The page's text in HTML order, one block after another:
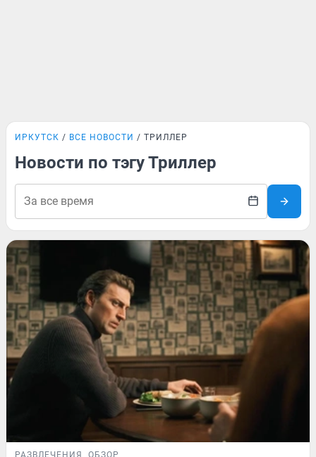
ИРКУТСК ВСЕ НОВОСТИ ТРИЛЛЕР
Новости по тэгу Триллер
РАЗВЛЕЧЕНИЯ ОБЗОР